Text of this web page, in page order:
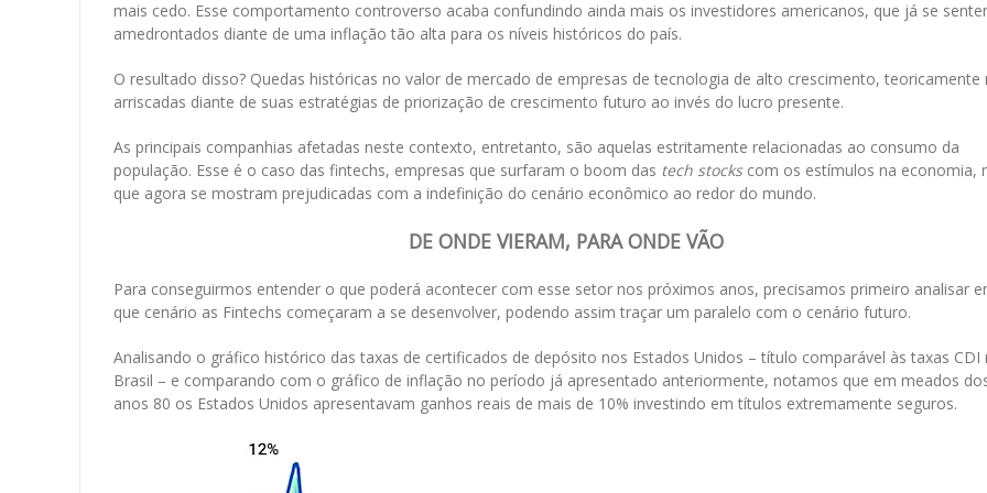
mais cedo. Esse comportamento controverso acaba confundindo ainda mais os investidores americanos, que já se
amedrontados diante de uma inflação tão alta para os níveis históricos do país.
O resultado disso? Quedas históricas no valor de mercado de empresas de tecnologia de alto crescimento, teoricamente
arriscadas diante de suas estratégias de priorização de crescimento futuro ao invés do lucro presente.
As principais companhias afetadas neste contexto, entretanto, são aquelas estritamente relacionadas ao consumo da
população. Esse é o caso das fintechs, empresas que surfaram o boom das tech stocks com os estímulos na economia,
que agora se mostram prejudicadas com a indefinição do cenário econômico ao redor do mundo.
DE ONDE VIERAM, PARA ONDE VÃO
Para conseguirmos entender o que poderá acontecer com esse setor nos próximos anos, precisamos primeiro analisar
que cenário as Fintechs começaram a se desenvolver, podendo assim traçar um paralelo com o cenário futuro.
Analisando o gráfico histórico das taxas de certificados de depósito nos Estados Unidos – título comparável às taxas CDI
Brasil – e comparando com o gráfico de inflação no período já apresentado anteriormente, notamos que em meados
anos 80 os Estados Unidos apresentavam ganhos reais de mais de 10% investindo em títulos extremamente seguros.